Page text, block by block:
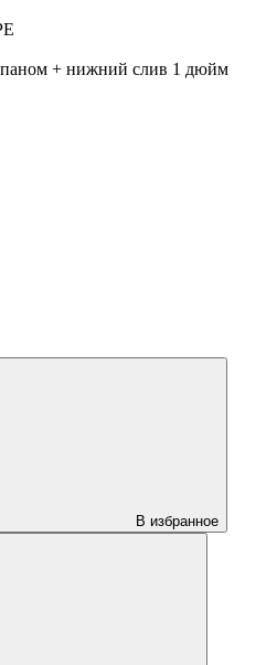
+ нижний слив 1 дюйм
В избранное